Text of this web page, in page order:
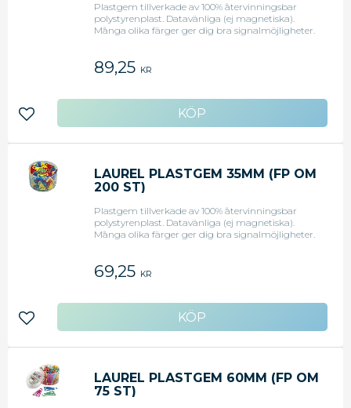
Plastgem tillverkade av 100% återvinningsbar
polystyrenplast. Datavänliga (ej magnetiska).
Många olika färger ger dig bra signalmöjligheter.
89,25 KR
Lägg till i favoriter
LAUREL PLASTGEM 35MM (FP OM
200 ST)
Plastgem tillverkade av 100% återvinningsbar
polystyrenplast. Datavänliga (ej magnetiska).
Många olika färger ger dig bra signalmöjligheter.
69,25 KR
Lägg till i favoriter
LAUREL PLASTGEM 60MM (FP OM
75 ST)